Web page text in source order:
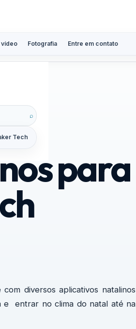
Fotografia Entre em contato
⌕
Tech
para
diversos aplicativos natalinos
e entrar no clima do natal até na